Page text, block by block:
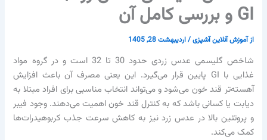
GI و بررسی کامل آن
ازآموزش آنلاین آشپزی/اردیبهشت 28, 1405
شاخص گلیسمی عدس زردی حدود 30 تا 32 است و در گروه مواد
غذایی با GI پایین قرار می‌گیرد. این یعنی مصرف آن باعث افزایش
آهسته‌تر قند خون می‌شود و می‌تواند انتخاب مناسبی برای افراد مبتلا به
دیابت یا کسانی باشد که به کنترل قند خون اهمیت می‌دهند. وجود فیبر
و پروتئین بالا در عدس زرد نیز به کاهش سرعت جذب کربوهیدرات‌ها
کمک می‌کند.